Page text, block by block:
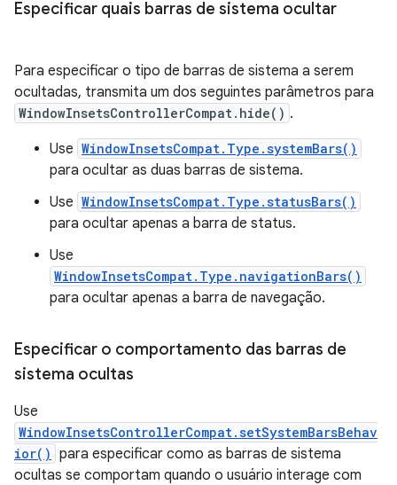
Especificar quais barras de sistema ocultar
Para especificar o tipo de barras de sistema a serem
ocultadas, transmita um dos seguintes parâmetros para
WindowInsetsControllerCompat.hide() .
Use WindowInsetsCompat.Type.systemBars()
para ocultar as duas barras de sistema.
Use WindowInsetsCompat.Type.statusBars()
para ocultar apenas a barra de status.
Use
WindowInsetsCompat.Type.navigationBars()
para ocultar apenas a barra de navegação.
Especificar o comportamento das barras de
sistema ocultas
Use
WindowInsetsControllerCompat.setSystemBarsBehav
ior() para especificar como as barras de sistema
ocultas se comportam quando o usuário interage com